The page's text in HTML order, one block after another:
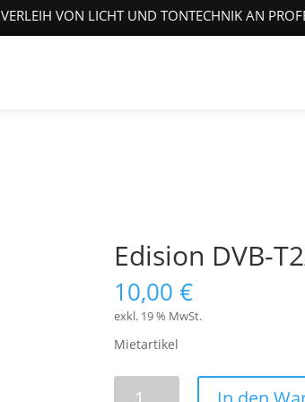
VERLEIH VON LICHT UND TONTECHNIK AN
Edision DVB-
10,00€
exkl. 19 % MwSt.
Mietartikel